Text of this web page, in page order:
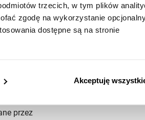
trzecich, w tym plików
zgodę na wykorzystanie
dostępne są na stronie
Akceptuję
i pacjentom.
„Przy
na to, co
stanowią
przez